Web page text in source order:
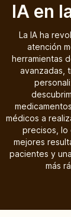
IA en
La IA ha
atención
herramientas
avanzadas,
médicos a
precisos, lo
mejores
pacientes y
más